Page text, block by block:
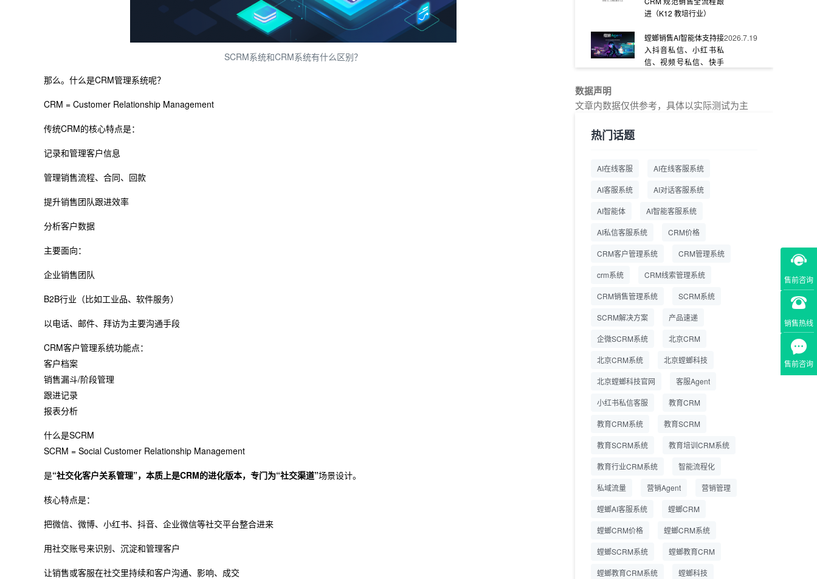
售前咨询
销售热线
售前咨询
SCRM系统和CRM系统有什么区别？
那么。什么是CRM管理系统呢？
CRM = Customer Relationship Management
传统CRM的核心特点是：
记录和管理客户信息
管理销售流程、合同、回款
提升销售团队跟进效率
分析客户数据
主要面向：
企业销售团队
B2B行业（比如工业品、软件服务）
以电话、邮件、拜访为主要沟通手段
CRM客户管理系统功能点：
客户档案
销售漏斗/阶段管理
跟进记录
报表分析
什么是SCRM
SCRM = Social Customer Relationship Management
是“社交化客户关系管理”，本质上是CRM的进化版本，专门为“社交渠道”场景设计。
核心特点是：
把微信、微博、小红书、抖音、企业微信等社交平台整合进来
用社交账号来识别、沉淀和管理客户
让销售或客服在社交里持续和客户沟通、影响、成交
进（K12 教培行业）
螳螂销售AI智能体支持接
入抖音私信、小红书私
信、视频号私信、快手
2026.7.19
螳螂系统专为K12/职业
交：螳螂科技销售AI智能
一站式SCRM系统企微
全流程
商用SCRM系统企微工
营成本
2026.7.14
企业微信 私域用户精细
螳螂教育CRM助力教培
机构精细化运营
数据声明
文章内数据仅供参考，具体以实际测试为主
热门话题
AI在线客服 AI在线客服系统
AI客服系统 AI对话客服系统
AI智能体 AI智能客服系统
AI私信客服系统 CRM价格
CRM客户管理系统 CRM管理系统
crm系统 CRM线索管理系统
CRM销售管理系统 SCRM系统
SCRM解决方案 产品速递
企微SCRM系统 北京CRM
北京CRM系统 北京螳螂科技
北京螳螂科技官网 客服Agent
小红书私信客服 教育CRM
教育CRM系统 教育SCRM
教育SCRM系统 教育培训CRM系统
教育行业CRM系统 智能流程化
私域流量 营销Agent 营销管理
螳螂AI客服系统 螳螂CRM
螳螂CRM价格 螳螂CRM系统
螳螂SCRM系统 螳螂教育CRM
螳螂教育CRM系统 螳螂科技